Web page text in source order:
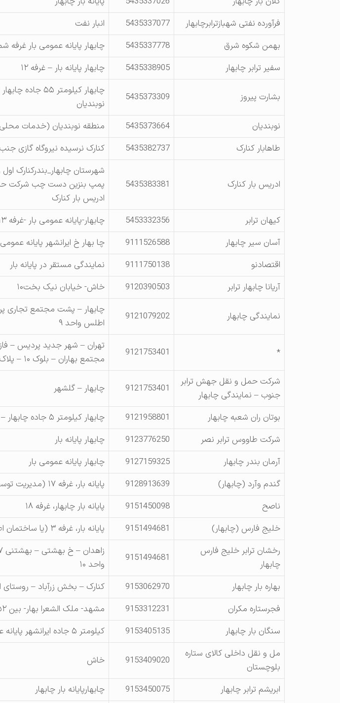
فرآورده نفتی شهبازترابرچابهار
5435337077
انبار نفت
بهمن شکوه شرق
5435337778
چابهار پایانه عمومی بار غرفه
سفیر ترابر چابهار
5435338905 چابهار پایانه بار – غرفه ۱۲
بشارت پیروز 5435373309
چابهار کیلومتر ۵۵
نوبندیان
نوبندیان
5435373664
منطقه نوبندیان (خدمات
طاهابار کنارک
5435382737 کنارک نرسیده نیروگاه گازی
ادریس بار کنارک 5435383381
شهرستان چابهار_بندرکنارک
پمپ بنزین دست چب شرکت
ادریس بار کنارک
کیهان ترابر
5453332356
چابهار-پایانه عمومی بار -غرفه ۱۳ خوابگاهها
آسان سیر چابهار
9111526588
چا بهار خ ایرانشهر پایانه عمومی
اقتصادنو
9111750138
نمایندگی مستقر در پایانه بار
آریانا چابهار ترابر
9120390503 خاش- خیابان نیک بخت۱۰
نمایندگی چابهار 9121079202
چابهار – پشت مجتمع تجاری
اطلس واحد ۹
*
9121753401
مجتمع بهاران – بلوک ۱۰ – پلاک ۲
شرکت حمل و نقل جهش ترابر
جنوب – نمایندگی چابهار
9121753401 چابهار – گلشهر
بوتان ران شعبه چابهار 9121958801
چابهار کیلومتر ۵ جاده چابهار – ایرانشهر
شرکت طاووس ترابر نصر
9123776250
چابهار پایانه بار
آرمان بندر چابهار
9127159325
چابهار پایانه عمومی بار
گندم وآرد (چابهار)
9128913639
پایانه بار، غرفه ۱۷ (مدیریت توسط سرحدبار)
ناصح
9151450098
پایانه بار چابهار، غرفه ۱۸
خلیج فارس (چابهار)
9151494681
پایانه بار، غرفه ۳ (یا ساختمان اطلس)
رخشان ترابر خلیج فارس
چابهار
9151494681
واحد ۱۰
بهاره بار چابهار
9153062970
کنارک – بخش زرآباد – روستای
فجرستاره مکران
9153312231
مشهد- ملک الشعرا بهار- بین ۵۲ و۵۴
سنگان بار چابهار
9153405135
کیلومتر ۵ جاده ایرانشهر پایانه عمومی بار چابهار
مل و نقل داخلی کالای ستاره
بلوچستان
9153409020 خاش
ابریشم ترابر چابهار 9153450075 چابهارپایانه بار چابهار